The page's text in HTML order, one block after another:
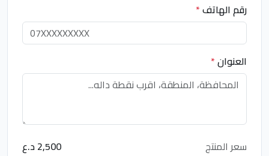
رقم الهاتف*
العنوان*
سعر المنتج
2,500 د.ع